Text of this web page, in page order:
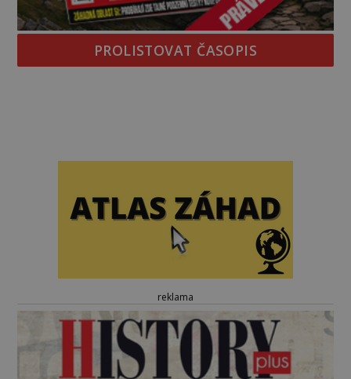
PROLISTOVAT ČASOPIS
reklama